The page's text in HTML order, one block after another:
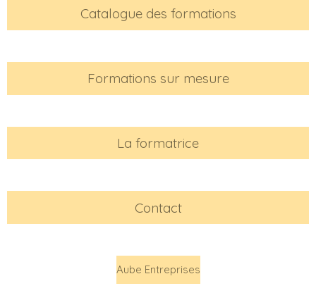
Catalogue des formations
Formations sur mesure
La formatrice
Contact
Aube Entreprises